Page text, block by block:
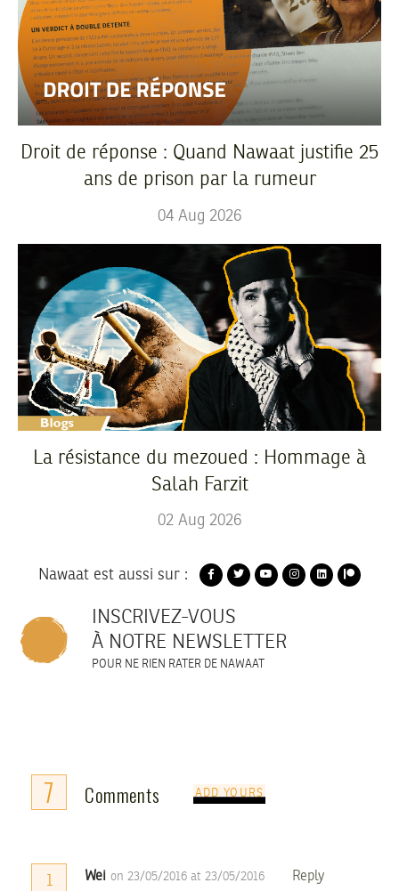
Droit de réponse : Quand Nawaat justifie 25
ans de prison par la rumeur
04 Aug 2026
La résistance du mezoued : Hommage à
Salah Farzit
02 Aug 2026
Nawaat est aussi sur :
INSCRIVEZ-VOUS
À NOTRE NEWSLETTER
POUR NE RIEN RATER DE NAWAAT
7 Comments ADD YOURS
1 Wei on 23/05/2016 at 23/05/2016 Reply